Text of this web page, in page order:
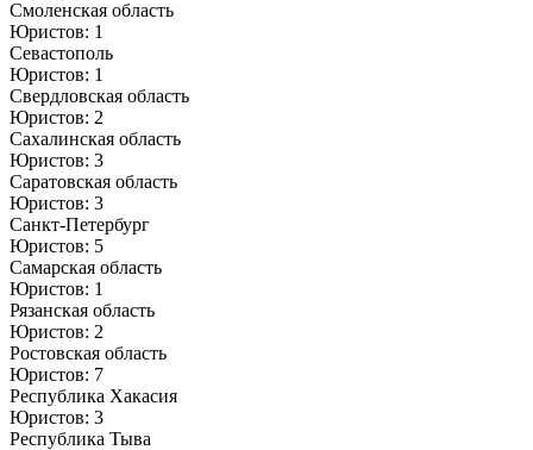
Смоленская область
Юристов: 1
Севастополь
Юристов: 1
Свердловская область
Юристов: 2
Сахалинская область
Юристов: 3
Саратовская область
Юристов: 3
Санкт-Петербург
Юристов: 5
Самарская область
Юристов: 1
Рязанская область
Юристов: 2
Ростовская область
Юристов: 7
Республика Хакасия
Юристов: 3
Республика Тыва